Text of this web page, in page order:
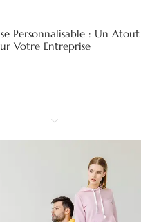
Personnalisable : Un Atout
Votre Entreprise